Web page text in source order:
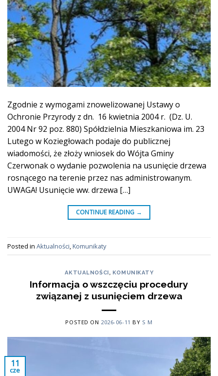
Zgodnie z wymogami znowelizowanej Ustawy o
Ochronie Przyrody z dn. 16 kwietnia 2004 r. (Dz. U.
2004 Nr 92 poz. 880) Spółdzielnia Mieszkaniowa im. 23
Lutego w Koziegłowach podaje do publicznej
wiadomości, że złoży wniosek do Wójta Gminy
Czerwonak o wydanie pozwolenia na usunięcie drzewa
rosnącego na terenie przez nas administrowanym.
UWAGA! Usunięcie ww. drzewa […]
CONTINUE READING →
Posted in Aktualności Komunikaty
AKTUALNOŚCI, KOMUNIKATY
Informacja o wszczęciu procedury
związanej z usunięciem drzewa
POSTED ON 2026-06-11 BY S M
11
cze